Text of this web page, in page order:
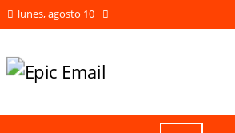
lunes, agosto 10